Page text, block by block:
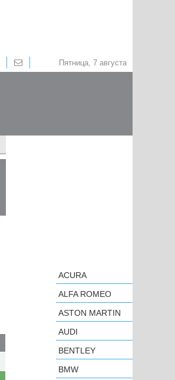
Пятница, 7 августа
ACURA
ALFA ROMEO
ASTON MARTIN
AUDI
BENTLEY
BMW